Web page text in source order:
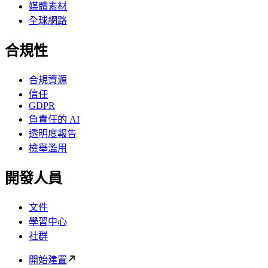
媒體素材
全球網路
合規性
合規資源
信任
GDPR
負責任的 AI
透明度報告
檢舉濫用
開發人員
文件
學習中心
社群
開始建置